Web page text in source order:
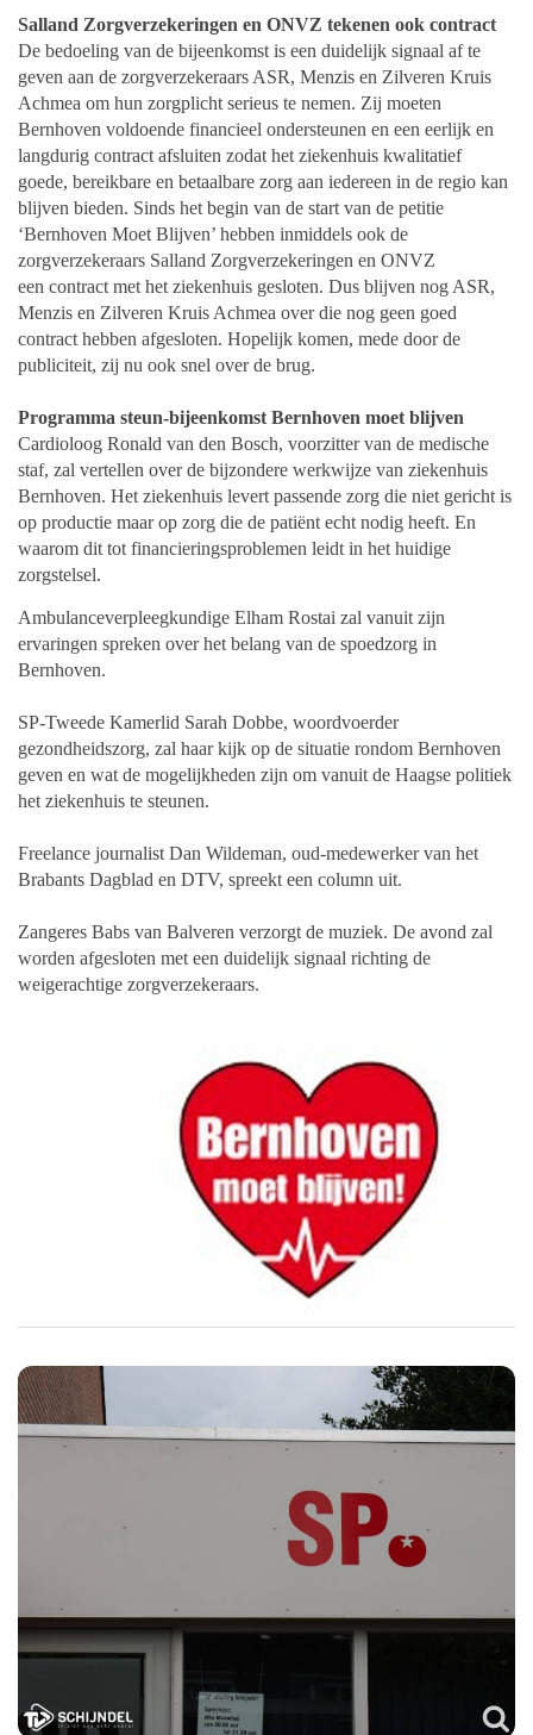
Salland Zorgverzekeringen en ONVZ tekenen ook contract
De bedoeling van de bijeenkomst is een duidelijk signaal af te
geven aan de zorgverzekeraars ASR, Menzis en Zilveren Kruis
Achmea om hun zorgplicht serieus te nemen. Zij moeten
Bernhoven voldoende financieel ondersteunen en een eerlijk en
langdurig contract afsluiten zodat het ziekenhuis kwalitatief
goede, bereikbare en betaalbare zorg aan iedereen in de regio kan
blijven bieden. Sinds het begin van de start van de petitie
‘Bernhoven Moet Blijven’ hebben inmiddels ook de
zorgverzekeraars Salland Zorgverzekeringen en ONVZ
een contract met het ziekenhuis gesloten. Dus blijven nog ASR,
Menzis en Zilveren Kruis Achmea over die nog geen goed
contract hebben afgesloten. Hopelijk komen, mede door de
publiciteit, zij nu ook snel over de brug.
Programma steun-bijeenkomst Bernhoven moet blijven
Cardioloog Ronald van den Bosch, voorzitter van de medische
staf, zal vertellen over de bijzondere werkwijze van ziekenhuis
Bernhoven. Het ziekenhuis levert passende zorg die niet gericht is
op productie maar op zorg die de patiënt echt nodig heeft. En
waarom dit tot financieringsproblemen leidt in het huidige
zorgstelsel.
Ambulanceverpleegkundige Elham Rostai zal vanuit zijn
ervaringen spreken overhet belang van de spoedzorg in
Bernhoven.
SP-Tweede Kamerlid Sarah Dobbe, woordvoerder
gezondheidszorg, zal haarkijk op de situatie rondom Bernhoven
geven en wat de mogelijkheden zijn om vanuit de Haagse politiek
het ziekenhuis te steunen.
Freelance journalist Dan Wildeman, oud-medewerker van het
Brabants Dagblad en DTV, spreekt een column uit.
Zangeres Babs van Balveren verzorgt de muziek. De avond zal
worden afgesloten met een duidelijk signaal richting de
weigerachtige zorgverzekeraars.